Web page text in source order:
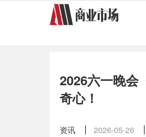
2026六一晚会
奇心！
资讯 2026-05-26